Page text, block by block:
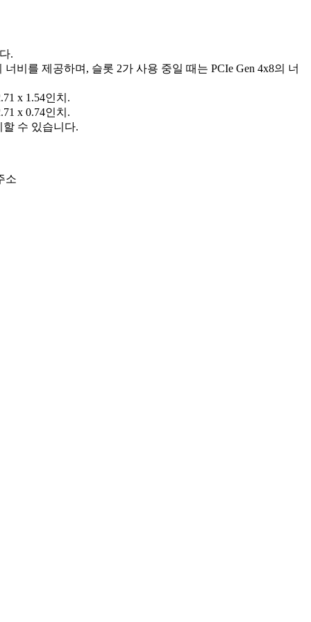
.
비를 제공하며, 슬롯 2가 사용 중일 때는 PCIe Gen 4x8의 너
x 1.54인치.
x 0.74인치.
수 있습니다.
소